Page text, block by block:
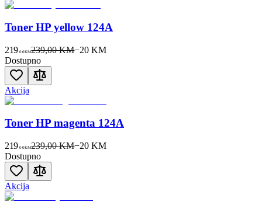
Toner HP yellow 124A
219 00KM239,00 KM−20 KM
Dostupno
Akcija
Toner HP magenta 124A
219 00KM239,00 KM−20 KM
Dostupno
Akcija